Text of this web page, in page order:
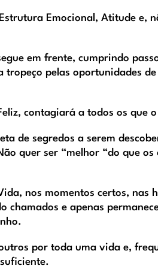
Emocional, Atitude e,
em frente, cumprindo
pelas oportunidades
contagiará a todos os que
de segredos a serem
quer ser “melhor “do que os
nos momentos certos, nas
chamados e apenas
por toda uma vida e,